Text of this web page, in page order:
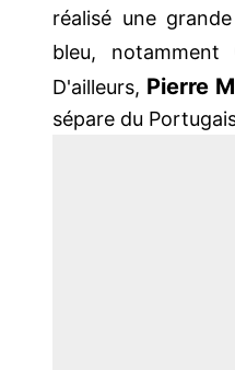
réalisé une
bleu, notamment
D'ailleurs, Pierre
sépare du